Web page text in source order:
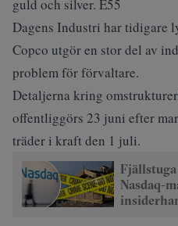
guld och silver. E55
Dagens Industri har tidigare
Copco utgör en stor del av
problem för förvaltare.
Detaljerna kring
offentliggörs 23 juni efter
träder i kraft den 1 juli.
Nasdaq-